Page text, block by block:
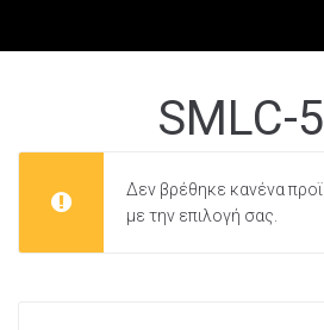
SMLC-
Δεν βρέθηκε κανένα
με την επιλογή σας.